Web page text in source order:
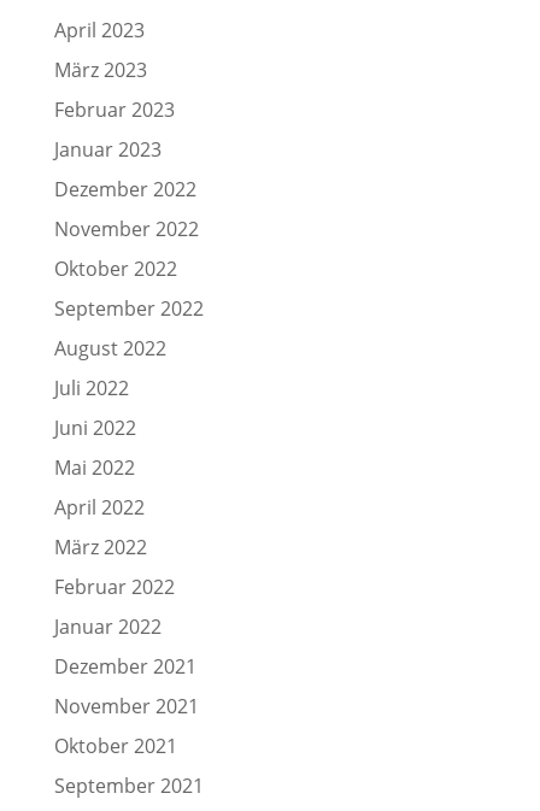
April 2023
März 2023
Februar 2023
Januar 2023
Dezember 2022
November 2022
Oktober 2022
September 2022
August 2022
Juli 2022
Juni 2022
Mai 2022
April 2022
März 2022
Februar 2022
Januar 2022
Dezember 2021
November 2021
Oktober 2021
September 2021